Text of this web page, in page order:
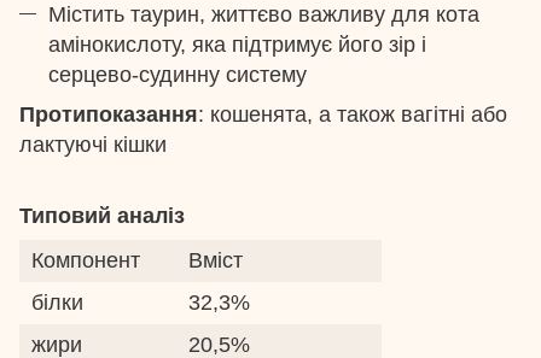
Містить таурин, життєво важливу для кота
амінокислоту, яка підтримує його зір і
серцево-судинну систему
Протипоказання: кошенята, а також вагітні або
лактуючі кішки
Типовий аналіз
Компонент
Вміст
білки
32,3%
жири
20,5%